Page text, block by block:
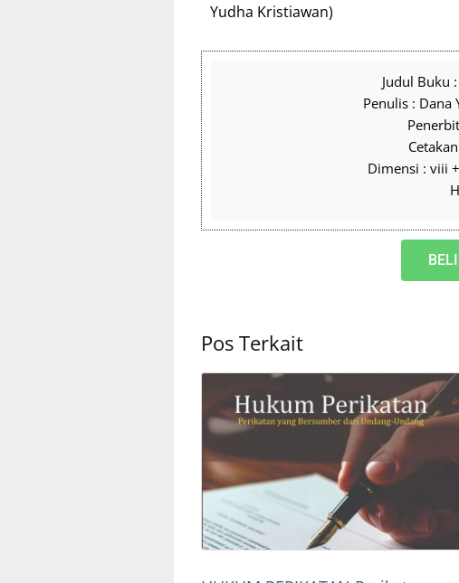
Yudha Kristiawan)
Judul Buku
Penulis : Dana
Dimensi : viii
Pos Terkait